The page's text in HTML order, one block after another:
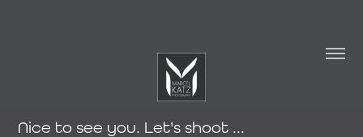
Nice to see you. Let's shoot ...
Nice to see you. Let's shoot ...